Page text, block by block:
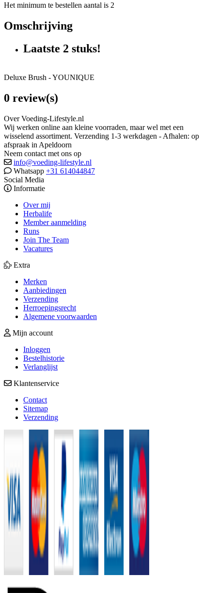
Het minimum te bestellen aantal is 2
Omschrijving
Laatste 2 stuks!
Deluxe Brush - YOUNIQUE
0 review(s)
Over Voeding-Lifestyle.nl
Wij werken online aan kleine voorraden, maar wel met een
wisselend assortiment. Verzending 1-3 werkdagen - Afhalen: op
afspraak in Apeldoorn
Neem contact met ons op
info@voeding-lifestyle.nl
Whatsapp +31 614044847
Social Media
Informatie
Over mij
Herbalife
Member aanmelding
Runs
Join The Team
Vacatures
Extra
Merken
Aanbiedingen
Verzending
Herroepingsrecht
Algemene voorwaarden
Mijn account
Inloggen
Bestelhistorie
Verlanglijst
Klantenservice
Contact
Sitemap
Verzending